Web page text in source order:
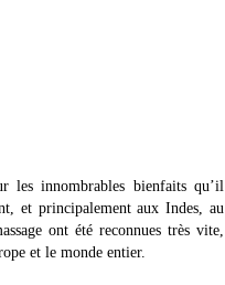
les innombrables bienfaits qu’il
et principalement aux Indes, au
ont été reconnues très vite,
et le monde entier.